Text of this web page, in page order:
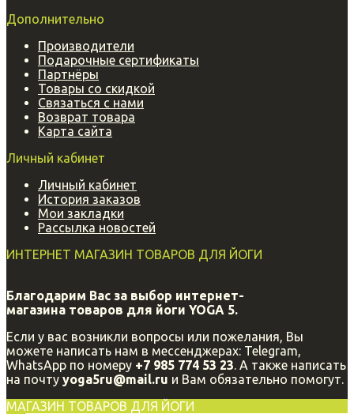
Дополнительно
Производители
Подарочные сертификаты
Партнёры
Товары со скидкой
Связаться с нами
Возврат товара
Карта сайта
Личный кабинет
Личный кабинет
История заказов
Мои закладки
Рассылка новостей
ИНТЕРНЕТ МАГАЗИН ТОВАРОВ ДЛЯ ЙОГИ
Благодарим Вас за выбор интернет-
магазина товаров для йоги YOGA 5.
Если у вас возникли вопросы или пожелания, Вы
можете написать нам в мессенджерах: Telegram,
WhatsApp по номеру +7 985 774 53 23. А также написать
на почту yoga5ru@mail.ru и Вам обязательно помогут.
МАГАЗИН ТОВАРОВ ДЛЯ ЙОГИ